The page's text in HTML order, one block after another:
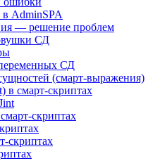
AdminSPA
— решение проблем
СД
СД
(смарт-выражения)
в смарт-скриптах
скриптах
скриптах